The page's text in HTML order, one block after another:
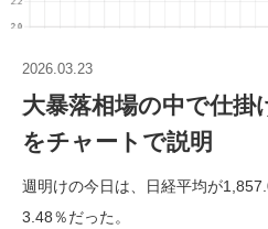
2026.03.23
大暴落相場の中で仕掛
をチャートで説明
週明けの今日は、日経平均が
3.48％だった。